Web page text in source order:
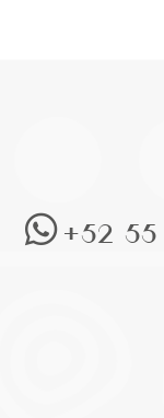
+52